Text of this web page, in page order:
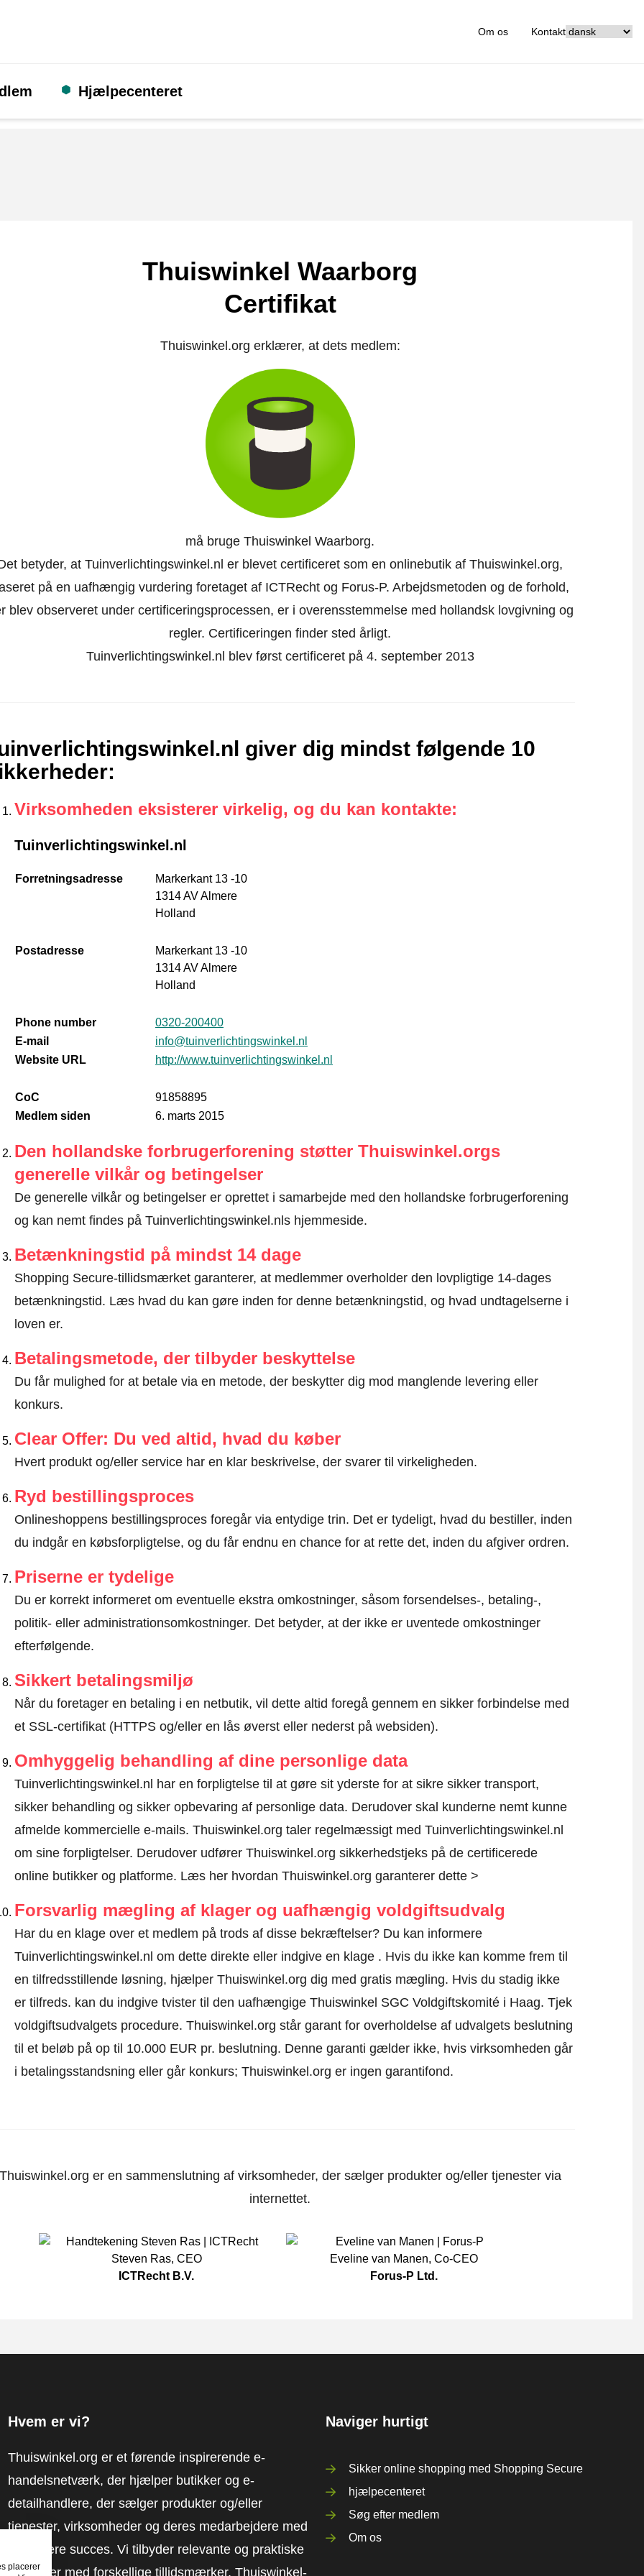
Om os Kontakt
Hjælpecenteret
Thuiswinkel Waarborg
Certifikat
Thuiswinkel.org erklærer, at dets medlem:
må bruge Thuiswinkel Waarborg.
betyder, at Tuinverlichtingswinkel.nl er blevet certificeret som en onlinebutik af Thuiswinkel.org,
på en uafhængig vurdering foretaget af ICTRecht og Forus-P. Arbejdsmetoden og de forhold,
blev observeret under certificeringsprocessen, er i overensstemmelse med hollandsk lovgivning og
regler. Certificeringen finder sted årligt.
Tuinverlichtingswinkel.nl blev først certificeret på 4. september 2013
giver dig mindst følgende 10
:
Virksomheden eksisterer virkelig, og du kan kontakte:
Tuinverlichtingswinkel.nl
Forretningsadresse
Markerkant 13 -10
1314 AV Almere
Holland
Postadresse
Markerkant 13 -10
1314 AV Almere
Holland
Phone number
0320-200400
E-mail
info@tuinverlichtingswinkel.nl
Website URL
http://www.tuinverlichtingswinkel.nl
CoC
91858895
Medlem siden
6. marts 2015
Den hollandske forbrugerforening støtter Thuiswinkel.orgs
generelle vilkår og betingelser
De generelle vilkår og betingelser er oprettet i samarbejde med den hollandske forbrugerforening
og kan nemt findes på Tuinverlichtingswinkel.nls hjemmeside.
Betænkningstid på mindst 14 dage
Shopping Secure-tillidsmærket garanterer, at medlemmer overholder den lovpligtige 14-dages
betænkningstid. Læs hvad du kan gøre inden for denne betænkningstid, og hvad undtagelserne i
loven er.
Betalingsmetode, der tilbyder beskyttelse
Du får mulighed for at betale via en metode, der beskytter dig mod manglende levering eller
konkurs.
Clear Offer: Du ved altid, hvad du køber
Hvert produkt og/eller service har en klar beskrivelse, der svarer til virkeligheden.
Ryd bestillingsproces
Onlineshoppens bestillingsproces foregår via entydige trin. Det er tydeligt, hvad du bestiller, inden
du indgår en købsforpligtelse, og du får endnu en chance for at rette det, inden du afgiver ordren.
Priserne er tydelige
Du er korrekt informeret om eventuelle ekstra omkostninger, såsom forsendelses-, betaling-,
politik- eller administrationsomkostninger. Det betyder, at der ikke er uventede omkostninger
efterfølgende.
Sikkert betalingsmiljø
Når du foretager en betaling i en netbutik, vil dette altid foregå gennem en sikker forbindelse med
et SSL-certifikat (HTTPS og/eller en lås øverst eller nederst på websiden).
Omhyggelig behandling af dine personlige data
Tuinverlichtingswinkel.nl har en forpligtelse til at gøre sit yderste for at sikre sikker transport,
sikker behandling og sikker opbevaring af personlige data. Derudover skal kunderne nemt kunne
afmelde kommercielle e-mails. Thuiswinkel.org taler regelmæssigt med Tuinverlichtingswinkel.nl
om sine forpligtelser. Derudover udfører Thuiswinkel.org sikkerhedstjeks på de certificerede
online butikker og platforme. Læs her hvordan Thuiswinkel.org garanterer dette >
Forsvarlig mægling af klager og uafhængig voldgiftsudvalg
Har du en klage over et medlem på trods af disse bekræftelser? Du kan informere
Tuinverlichtingswinkel.nl om dette direkte ellerindgive en klage. Hvis du ikke kan komme frem til
en tilfredsstillende løsning, hjælper Thuiswinkel.org dig med gratis mægling. Hvis du stadig ikke
er tilfreds. kan du indgive tvister til den uafhængige Thuiswinkel SGC Voldgiftskomité i Haag. Tjek
voldgiftsudvalgets procedure. Thuiswinkel.org står garant for overholdelse af udvalgets beslutning
til et beløb på op til 10.000 EUR pr. beslutning. Denne garanti gælder ikke, hvis virksomheden går
i betalingsstandsning eller går konkurs; Thuiswinkel.org er ingen garantifond.
er en sammenslutning af virksomheder, der sælger produkter og/eller tjenester via
internettet.
Steven Ras, CEO
ICTRecht B.V.
Eveline van Manen, Co-CEO
Forus-P Ltd.
Hvem er vi?
Thuiswinkel.org er et førende inspirerende e-
handelsnetværk, der hjælper butikker og e-
detailhandlere, der sælger produkter og/eller
tjenester, virksomheder og deres medarbejdere med
at få mere succes. Vi tilbyder relevante og praktiske
løsninger med forskellige tillidsmærker, Thuiswinkel-
Naviger hurtigt
Sikker online shopping med Shopping Secure
hjælpecenteret
Søg efter medlem
Om os
placerer